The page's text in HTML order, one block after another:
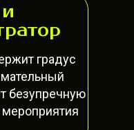
градус
безупречную
мероприятия